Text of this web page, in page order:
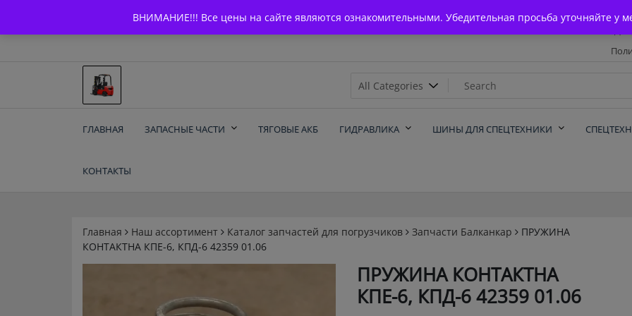
ВНИМАНИЕ!!! Все цены на сайте являются ознакомительными. Убедительная просьба уточняйте у
content
Запчасти для вилочых
ГЛАВНАЯ ЗАПАСНЫЕ ЧАСТИ ТЯГОВЫЕ АКБ ГИДРАВЛИКА ШИНЫ ДЛЯ СПЕЦТЕХНИКИ
КОНТАКТЫ
Главная Наш ассортимент Каталог запчастей для погрузчиков Запчасти Балканкар
ПРУЖИНА
КОНТАКТНА КПЕ-6, КПД-6 42359 01.06
ПРУЖИНА КОНТАКТНА
КПЕ-6, КПД-6 42359 01.06